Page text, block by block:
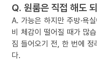
Q. 원룸은 직접 해도
A. 가능은 하지만 주방·욕
비 체감이 떨어질 때가 많
짐 들어오기 전, 한 번에
다.